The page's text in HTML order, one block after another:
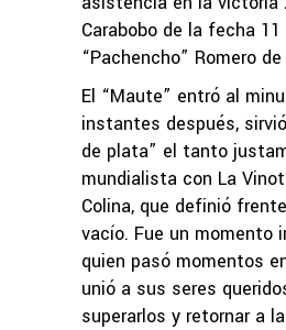
Carabobo de la fecha
“Pachencho” Romero
El “Maute” entró al
instantes después,
de plata” el tanto
mundialista con La
Colina, que definió
vacío. Fue un momento
quien pasó momentos
unió a sus seres
superarlos y retornar a